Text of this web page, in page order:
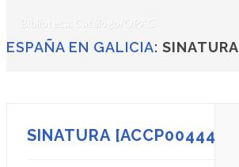
Biblioteca. Catálogo/OPAC
ESPAÑA EN GALICIA: SINATURA
SINATURA [ACCP00444]